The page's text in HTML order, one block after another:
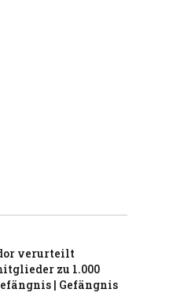
verurteilt
zu 1.000
| Gefängnis